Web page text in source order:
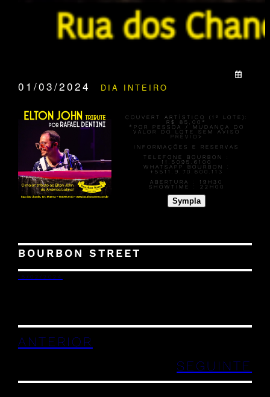
01/03/2024 DIA INTEIRO
COUVERT ARTÍSTICO (1º LOTE):
R$ 85,00 *
*POR PESSOA / MUDANÇA DO
VALOR DO LOTE SEM AVISO
PRÉVIO>
INFORMAÇÕES E RESERVAS
TELEFONE BOURBON :
11.5095.6100
WHATSAPP BOURBON :
+5511.9.70.600.113
ABERTURA :
19H30
SHOWTIME :
22H00
Sympla
BOURBON STREET
15/02/2024
ANTERIOR
SEGUINTE